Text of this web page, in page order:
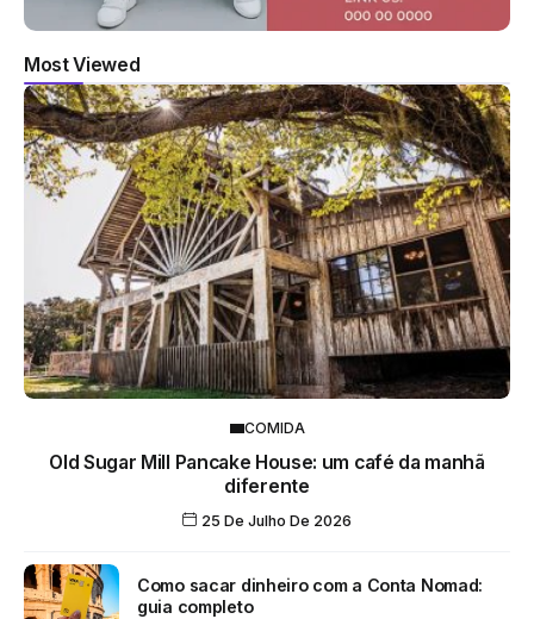
Most Viewed
COMIDA
Old Sugar Mill Pancake House: um café da manhã
diferente
25 De Julho De 2026
Como sacar dinheiro com a Conta Nomad:
guia completo